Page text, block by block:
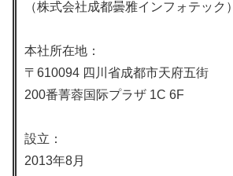
（株式会社成都曇雅インフォテック）
本社所在地：
〒610094 四川省成都市天府五街
200番菁蓉国际プラザ 1C 6F
設立：
2013年8月